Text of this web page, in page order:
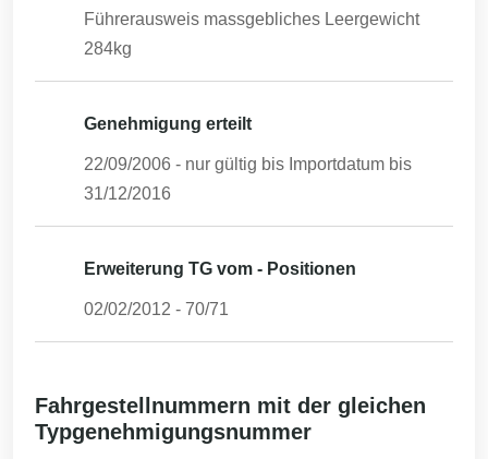
Führerausweis massgebliches Leergewicht
284kg
Genehmigung erteilt
22/09/2006 - nur gültig bis Importdatum bis
31/12/2016
Erweiterung TG vom - Positionen
02/02/2012 - 70/71
Fahrgestellnummern mit der gleichen
Typgenehmigungsnummer